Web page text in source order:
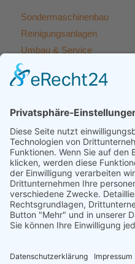
Sondermaschinenbau
Reinigungsanlagen
Umbau & Service
Beratung & Entwicklung
Lohnfertigung
Zertifikate und Referenzen
ISO 9001 Zertifizierung
WHG Zertifikat
Projekte & Referenzen